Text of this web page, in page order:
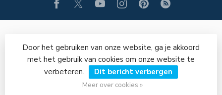
© Copyright 2026 PERSLUCHT-ONLINE.NL
Door het gebruiken van onze website, ga je akkoord
met het gebruik van cookies om onze website te
verbeteren.
Dit bericht verbergen
Meer over cookies »